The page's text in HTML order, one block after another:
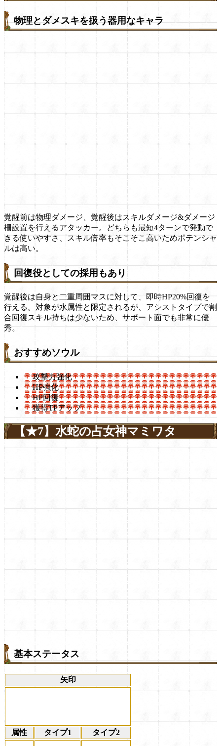
物理とダメスキを扱う器用なキャラ
覚醒前は物理ダメージ、覚醒後はスキルダメージ&ダメージ
柵設置を行えるアタッカー。どちらも最短4ターンで発動で
きる使いやすさ、スキル倍率もそこそこ高いためポテンシャ
ルは高い。
回復役としての採用もあり
覚醒後は自身と二重周囲マスに対して、即時HP20%回復を
行える。対象が水属性と限定されるが、アシストタイプで割
合回復スキル持ちは少ないため、サポート面でも非常に優
秀。
おすすめソウル
攻撃力強化
HP強化
HP回復
獲得TPアップ
【★7】水蛇の占女神マミワタ
基本ステータス
矢印
属性 タイプ1 タイプ2